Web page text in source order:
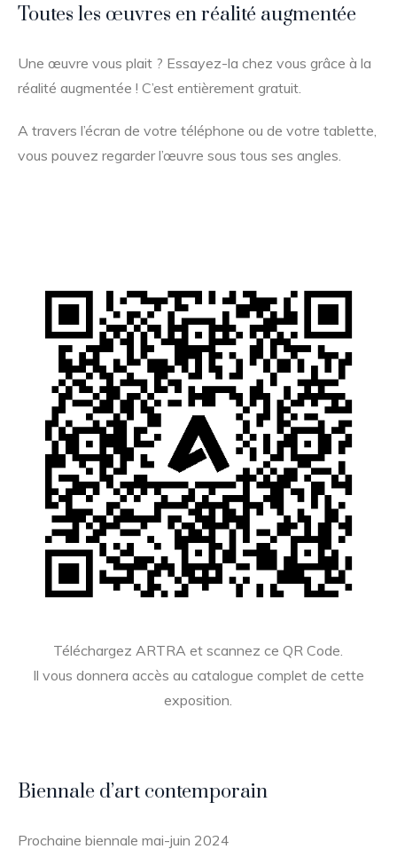
Toutes les œuvres en réalité augmentée
Une œuvre vous plait ? Essayez-la chez vous grâce à la
réalité augmentée ! C’est entièrement gratuit.
A travers l’écran de votre téléphone ou de votre tablette,
vous pouvez regarder l’œuvre sous tous ses angles.
Téléchargez ARTRA et scannez ce QR Code.
Il vous donnera accès au catalogue complet de cette
exposition.
Biennale d’art contemporain
Prochaine biennale mai-juin 2024